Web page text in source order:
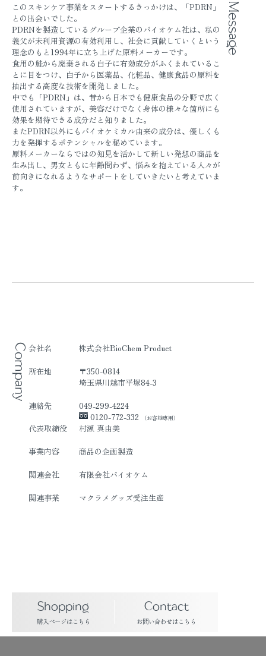
このスキンケア事業をスタートするきっかけは、「PDRN」
との出会いでした。
PDRNを製造しているグループ企業のバイオケム社は、私の
義父が未利用資源の有効利用し、社会に貢献していくという
理念のもと1994年に立ち上げた原料メーカーです。
食用の鮭から廃棄される白子に有効成分がふくまれているこ
とに目をつけ、白子から医薬品、化粧品、健康食品の原料を
抽出する高度な技術を開発しました。
中でも「PDRN」は、昔から日本でも健康食品の分野で広く
使用されていますが、美容だけでなく身体の様々な箇所にも
効果を期待できる成分だと知りました。
またPDRN以外にもバイオケミカル由来の成分は、優しくも
力を発揮するポテンシャルを秘めています。
原料メーカーならではの知見を活かして新しい発想の商品を
生み出し、男女ともに年齢問わず、悩みを抱えている人々が
前向きになれるようなサポートをしていきたいと考えていま
す。
Message
Company 会社名 株式会社BioChem Product
所在地
〒350-0814
埼玉県川越市平塚84-3
連絡先
049-299-4224
0120-772-332
（お客様専用）
代表取締役 村瀬 真由美
事業内容 商品の企画製造
関連会社 有限会社バイオケム
関連事業 マクラメグッズ受注生産
Shopping
購入ページはこちら
Contact
お問い合わせはこちら